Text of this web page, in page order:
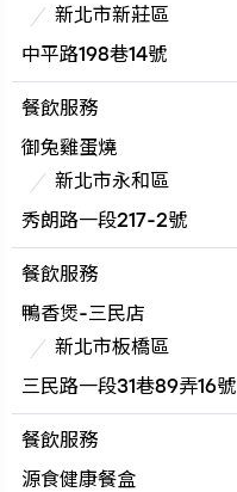
新北市新莊區
中平路198巷14號
餐飲服務
御兔雞蛋燒
新北市永和區
秀朗路一段217-2號
餐飲服務
鴨香煲-三民店
新北市板橋區
三民路一段31巷89弄16號
餐飲服務
源食健康餐盒